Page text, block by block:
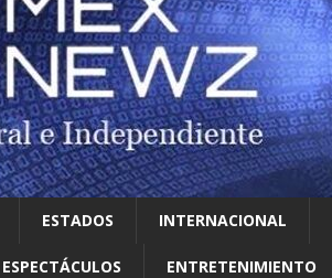
ESTADOS INTERNACIONAL
ESPECTÁCULOS ENTRETENIMIENTO